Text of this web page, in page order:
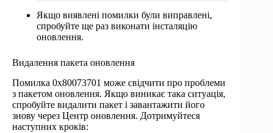
Якщо виявлені помилки були виправлені,
спробуйте ще раз виконати інсталяцію
оновлення.
Видалення пакета оновлення
Помилка 0x80073701 може свідчити про проблеми
з пакетом оновлення. Якщо виникає така ситуація,
спробуйте видалити пакет і завантажити його
знову через Центр оновлення. Дотримуйтеся
наступних кроків: